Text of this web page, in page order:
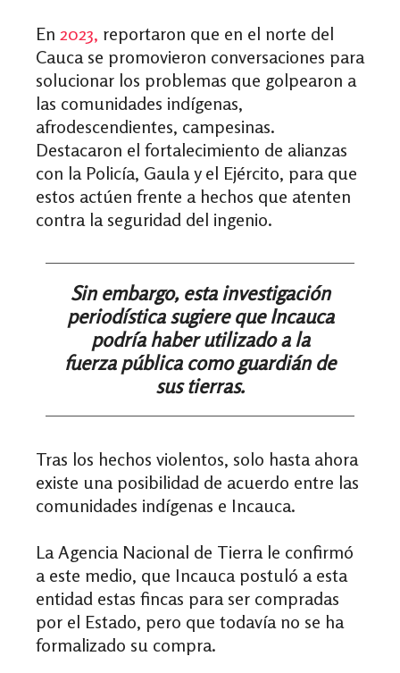
En 2023, reportaron que en el norte del
Cauca se promovieron conversaciones para
solucionar los problemas que golpearon a
las comunidades indígenas,
afrodescendientes, campesinas.
Destacaron el fortalecimiento de alianzas
con la Policía, Gaula y el Ejército, para que
estos actúen frente a hechos que atenten
contra la seguridad del ingenio.
Sin embargo, esta investigación
periodística sugiere que Incauca
podría haber utilizado a la
fuerza pública como guardián de
sus tierras.
Tras los hechos violentos, solo hasta ahora
existe una posibilidad de acuerdo entre las
comunidades indígenas e Incauca.
La Agencia Nacional de Tierra le confirmó
a este medio, que Incauca postuló a esta
entidad estas fincas para ser compradas
por el Estado, pero que todavía no se ha
formalizado su compra.